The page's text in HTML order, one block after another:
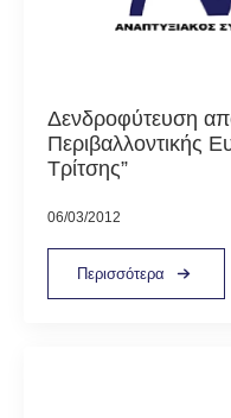
Δενδροφύτευση
Περιβαλλοντικής
Τρίτσης”
06/03/2012
Περισσότερα